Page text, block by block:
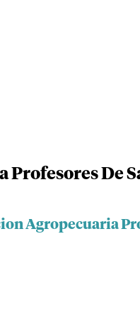
Profesores De
Agropecuaria